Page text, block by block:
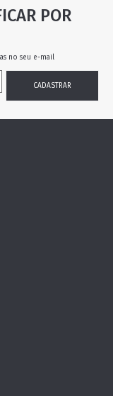
POR
no seu e-mail